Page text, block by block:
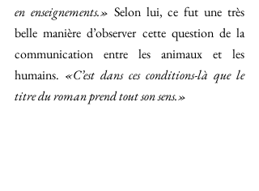
en enseignements.» Selon lui, ce fut une très
belle manière d’observer cette question de la
communication entre les animaux et les
humains. «C’est dans ces conditions-là que le
titre du roman prend tout son sens.»